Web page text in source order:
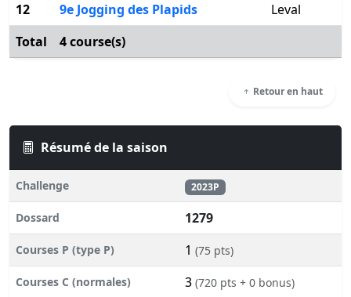
12
9e Jogging des Plapids
Leval
Total
4 course(s)
Retour en haut
Résumé de la saison
Challenge 2023P
Dossard 1279
Courses P (type P) 1 (75 pts)
Courses C (normales) 3 (720 pts + 0 bonus)